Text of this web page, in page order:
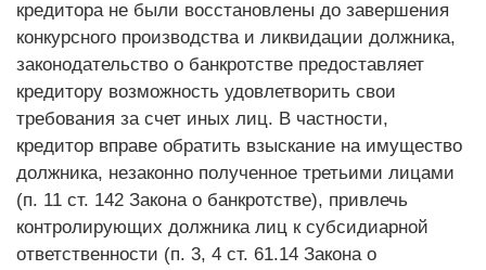
кредитора не были восстановлены до завершения
конкурсного производства и ликвидации должника,
законодательство о банкротстве предоставляет
кредитору возможность удовлетворить свои
требования за счет иных лиц. В частности,
кредитор вправе обратить взыскание на имущество
должника, незаконно полученное третьими лицами
(п. 11 ст. 142 Закона о банкротстве), привлечь
контролирующих должника лиц к субсидиарной
ответственности (п. 3, 4 ст. 61.14 Закона о